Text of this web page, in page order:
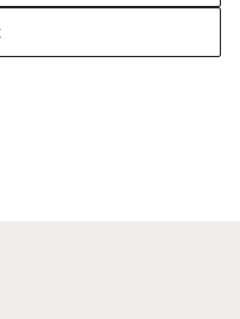
waar betaald